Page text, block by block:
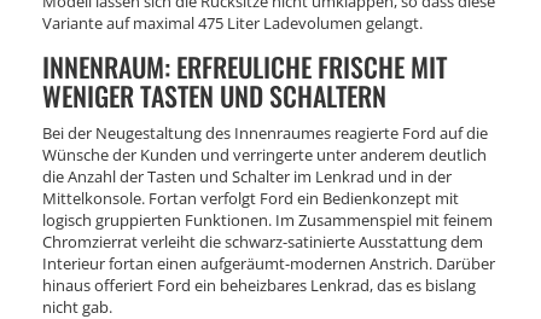
Variante auf maximal 475 Liter Ladevolumen gelangt.
INNENRAUM: ERFREULICHE FRISCHE MIT
WENIGER TASTEN UND SCHALTERN
Bei der Neugestaltung des Innenraumes reagierte Ford auf die
Wünsche der Kunden und verringerte unter anderem deutlich
die Anzahl der Tasten und Schalter im Lenkrad und in der
Mittelkonsole. Fortan verfolgt Ford ein Bedienkonzept mit
logisch gruppierten Funktionen. Im Zusammenspiel mit feinem
Chromzierrat verleiht die schwarz-satinierte Ausstattung dem
Interieur fortan einen aufgeräumt-modernen Anstrich. Darüber
hinaus offeriert Ford ein beheizbares Lenkrad, das es bislang
nicht gab.